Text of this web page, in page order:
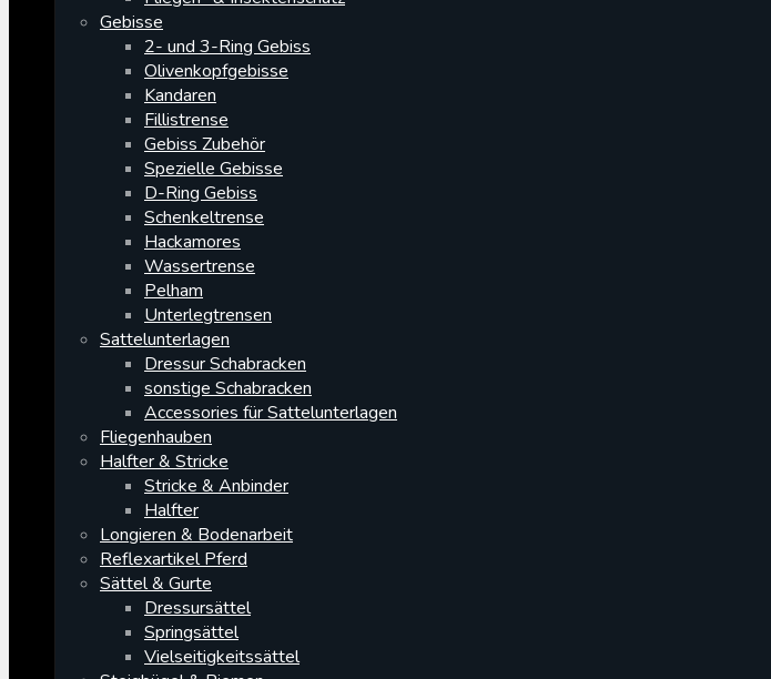
Gebisse
2- und 3-Ring Gebiss
Olivenkopfgebisse
Kandaren
Fillistrense
Gebiss Zubehör
Spezielle Gebisse
D-Ring Gebiss
Schenkeltrense
Hackamores
Wassertrense
Pelham
Unterlegtrensen
Sattelunterlagen
Dressur Schabracken
sonstige Schabracken
Accessories für Sattelunterlagen
Fliegenhauben
Halfter & Stricke
Stricke & Anbinder
Halfter
Longieren & Bodenarbeit
Reflexartikel Pferd
Sättel & Gurte
Dressursättel
Springsättel
Vielseitigkeitssättel